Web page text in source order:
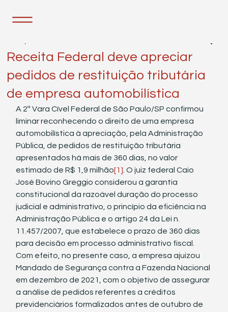
Receita Federal deve apreciar
pedidos de restituição tributária
de empresa automobilística
A 2ª Vara Cível Federal de São Paulo/SP confirmou
liminar reconhecendo o direito de uma empresa
automobilística à apreciação, pela Administração
Pública, de pedidos de restituição tributária
apresentados há mais de 360 dias, no valor
estimado de R$ 1,9 milhão[1] . O juiz federal Caio
José Bovino Greggio considerou a garantia
constitucional da razoável duração do processo
judicial e administrativo, o princípio da eficiência na
Administração Pública e o artigo 24 da Lei n.
11.457/2007, que estabelece o prazo de 360 dias
para decisão em processo administrativo fiscal.
Com efeito, no presente caso, a empresa ajuizou
Mandado de Segurança contra a Fazenda Nacional
em dezembro de 2021, com o objetivo de assegurar
a análise de pedidos referentes a créditos
previdenciários formalizados antes de outubro de